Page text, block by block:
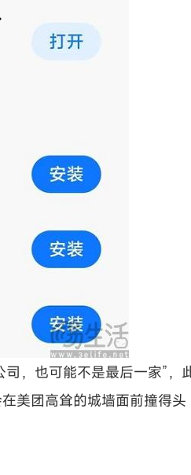
，也可能不是最后一家”，
美团高耸的城墙面前撞得头